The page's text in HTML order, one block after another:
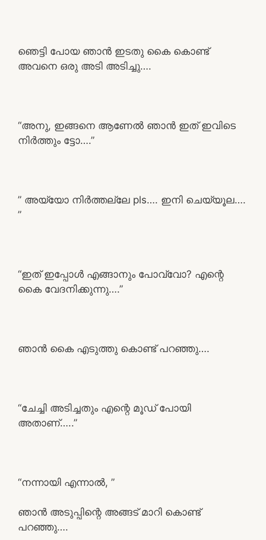
ഞെട്ടി പോയ ഞാൻ ഇടതു കൈ കൊണ്ട്
അവനെ ഒരു അടി അടിച്ചു….
“അനു, ഇങ്ങനെ ആണേൽ ഞാൻ ഇത് ഇവിടെ
നിർത്തും ട്ടോ….”
” അയ്യോ നിർത്തല്ലേ pls…. ഇനി ചെയ്യൂല….
”
“ഇത് ഇപ്പോൾ എങ്ങാനും പോവ്വോ? എന്റെ
കൈ വേദനിക്കുന്നു….”
ഞാൻ കൈ എടുത്തു കൊണ്ട് പറഞ്ഞു….
“ചേച്ചി അടിച്ചതും എന്റെ മൂഡ് പോയി
അതാണ്‌…..”
“നന്നായി എന്നാൽ, ”
ഞാൻ അടുപ്പിന്റെ അങ്ങട് മാറി കൊണ്ട്
പറഞ്ഞു….